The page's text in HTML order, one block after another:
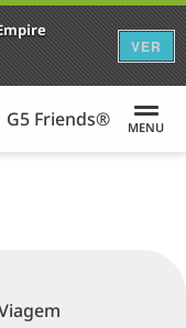
VER
G5 Friends® MENU